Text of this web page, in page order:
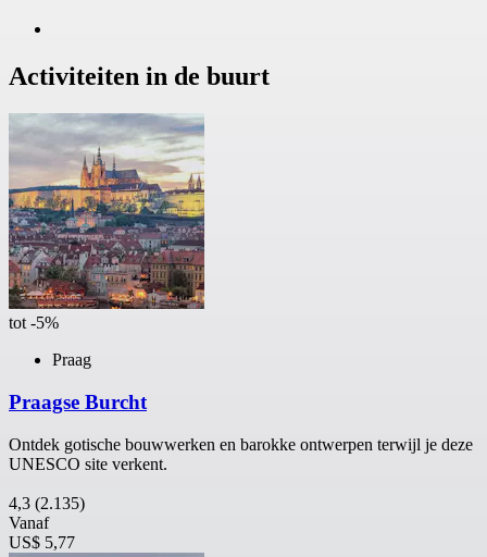
Activiteiten in de buurt
tot -5%
Praag
Praagse Burcht
Ontdek gotische bouwwerken en barokke ontwerpen terwijl je deze
UNESCO site verkent.
4,3 (2.135)
Vanaf
US$ 5,77